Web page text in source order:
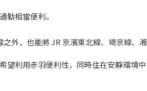
勤相當便利。
外，也能將 JR 京濱東北線、埼京線、湘
望利用赤羽便利性，同時住在安靜環境中